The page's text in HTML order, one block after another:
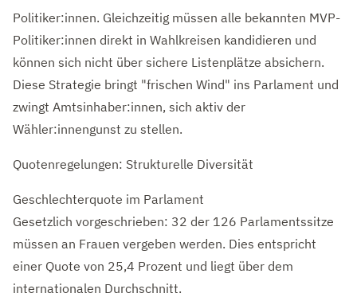
Politiker:innen. Gleichzeitig müssen alle bekannten MVP-
Politiker:innen direkt in Wahlkreisen kandidieren und
können sich nicht über sichere Listenplätze absichern.
Diese Strategie bringt "frischen Wind" ins Parlament und
zwingt Amtsinhaber:innen, sich aktiv der
Wähler:innengunst zu stellen.
Quotenregelungen: Strukturelle Diversität
Geschlechterquote im Parlament
Gesetzlich vorgeschrieben: 32 der 126 Parlamentssitze
müssen an Frauen vergeben werden. Dies entspricht
einer Quote von 25,4 Prozent und liegt über dem
internationalen Durchschnitt.